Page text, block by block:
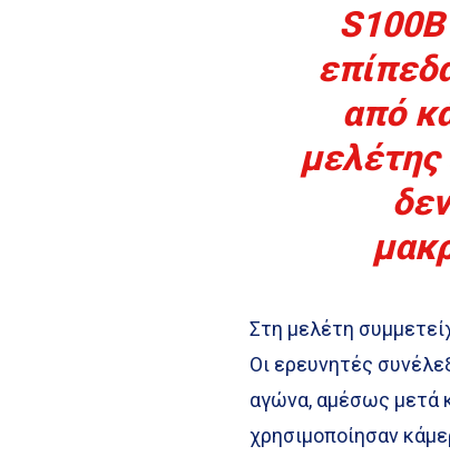
από
μελέτης
Στη μελέτη
Οι ερευνητές
αγώνα, αμέσως μετά
χρησιμοποίησαν